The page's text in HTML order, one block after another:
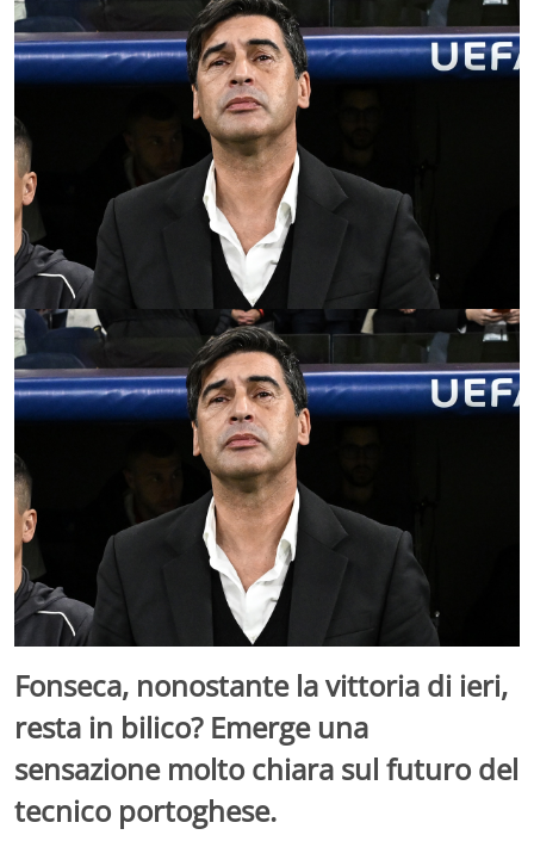
Fonseca, nonostante la vittoria di ieri,
resta in bilico? Emerge una
sensazione molto chiara sul futuro del
tecnico portoghese.